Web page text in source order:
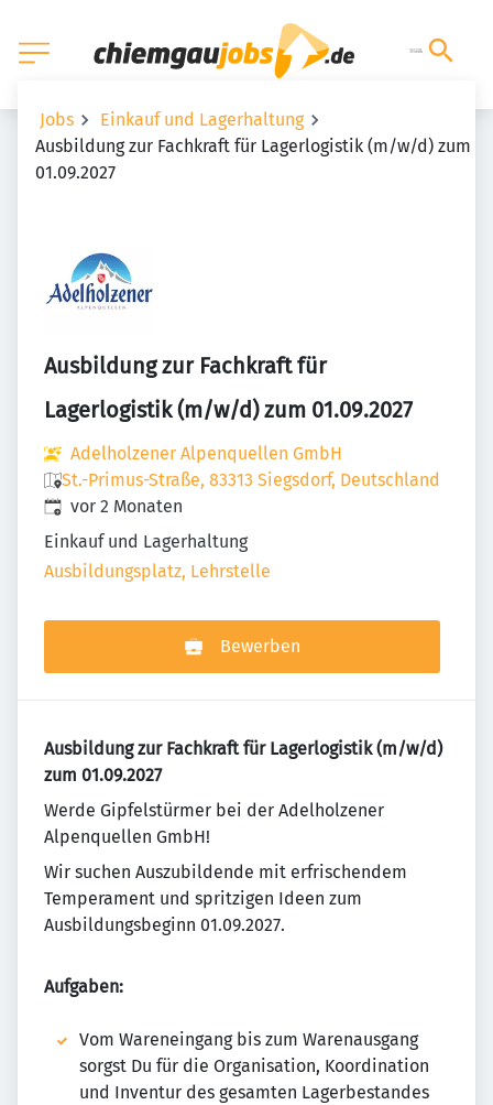
Jobs
Einkauf und Lagerhaltung
Ausbildung zur Fachkraft für Lagerlogistik (m/w/d) zum
01.09.2027
Ausbildung zur Fachkraft für
Lagerlogistik (m/w/d) zum 01.09.2027
Adelholzener Alpenquellen GmbH
St.-Primus-Straße, 83313 Siegsdorf, Deutschland
Veröffentlicht:
vor 2 Monaten
Einkauf und Lagerhaltung
Ausbildungsplatz, Lehrstelle
Bewerben
Ausbildung zur Fachkraft für Lagerlogistik (m/w/d)
zum 01.09.2027
Werde Gipfelstürmer bei der Adelholzener
Alpenquellen GmbH!
Wir suchen Auszubildende mit erfrischendem
Temperament und spritzigen Ideen zum
Ausbildungsbeginn 01.09.2027.
Aufgaben:
Vom Wareneingang bis zum Warenausgang
sorgst Du für die Organisation, Koordination
und Inventur des gesamten Lagerbestandes